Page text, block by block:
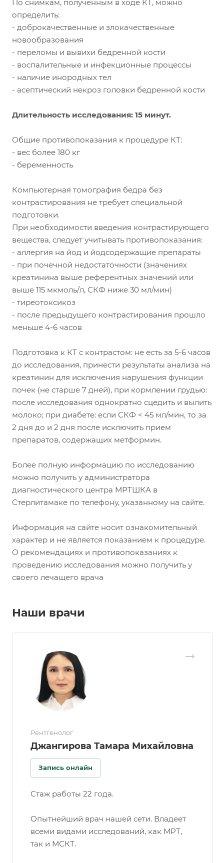
По снимкам, полученным в ходе КТ, можно
определить:
- доброкачественные и злокачественные
новообразования
- переломы и вывихи бедренной кости
- воспалительные и инфекционные процессы
- наличие инородных тел
- асептический некроз головки бедренной кости
Длительность исследования: 15 минут.
Общие противопоказания к процедуре КТ:
- вес более 180 кг
- беременность
Компьютерная томография бедра без
контрастирования не требует специальной
подготовки.
При необходимости введения контрастирующего
вещества, следует учитывать противопоказания:
- аллергия на йод и йодсодержащие препараты
- при почечной недостаточности (значениях
креатинина выше референтных значений или
выше 115 мкмоль/л, СКФ ниже 30 мл/мин)
- тиреотоксикоз
- после предыдущего контрастирования прошло
меньше 4-6 часов
Подготовка к КТ с контрастом: не есть за 5-6 часов
до исследования, принести результаты анализа на
креатинин для исключения нарушения функции
почек (не старше 7 дней), при кормлении грудью:
после исследования однократно сцедить и вылить
молоко; при диабете: если СКФ < 45 мл/мин, то за
2 дня до и 2 дня после исключить прием
препаратов, содержащих метформин.
Более полную информацию по исследованию
можно получить у администратора
диагностического центра МРТШКА в
Стерлитамаке по телефону, указанному на сайте.
Информация на сайте носит ознакомительный
характер и не является показанием к процедуре.
О рекомендациях и противопоказаниях к
проведению исследования можно получить у
своего лечащего врача
Наши врачи
Рентгенолог
Джангирова Тамара Михайловна
Запись онлайн
Стаж работы 22 года.
Опытнейший врач нашей сети. Владеет
всеми видами исследований, как МРТ,
так и МСКТ.